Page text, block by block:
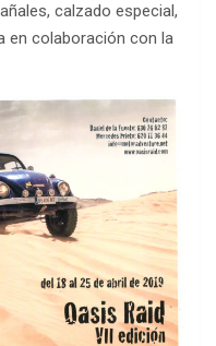
calzado especial,
en colaboración con la